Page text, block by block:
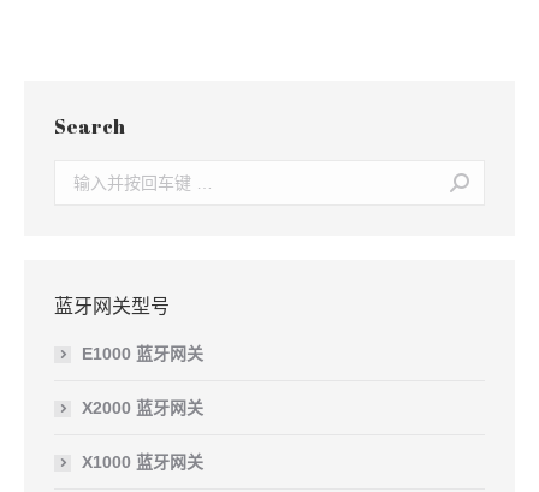
Search
Search:
蓝牙网关型号
E1000 蓝牙网关
X2000 蓝牙网关
X1000 蓝牙网关